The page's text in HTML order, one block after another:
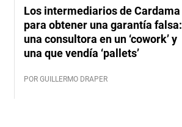
Los intermediarios de Cardama
para obtener una garantía falsa:
una consultora en un ‘cowork’ y
una que vendía ‘pallets’
POR GUILLERMO DRAPER